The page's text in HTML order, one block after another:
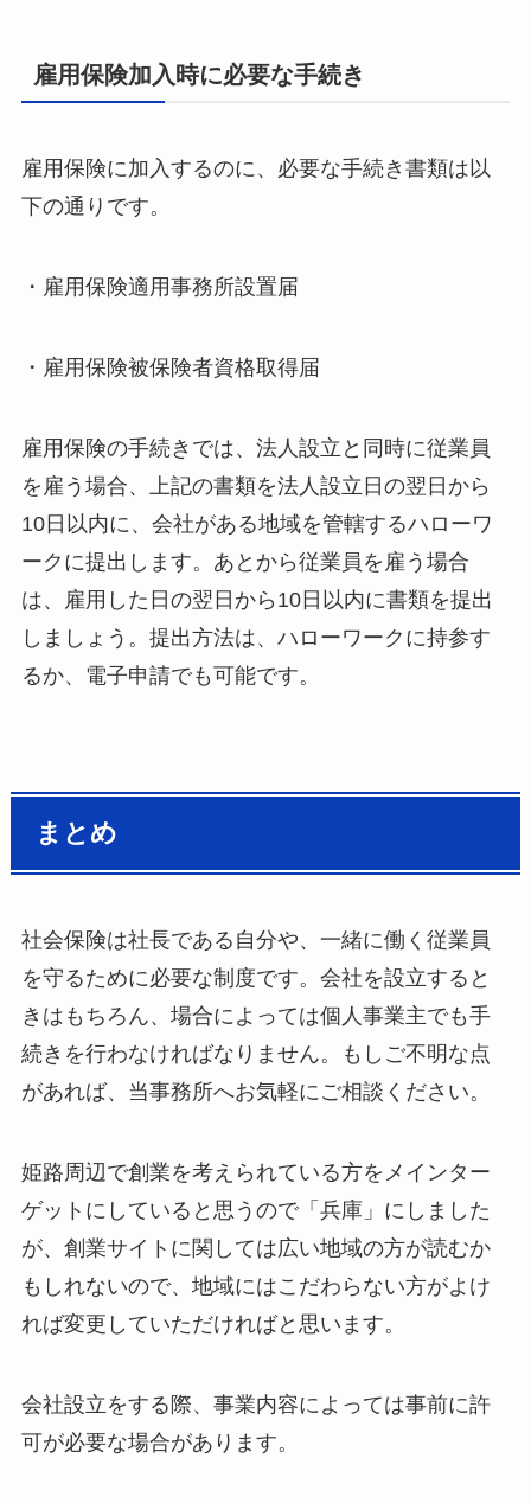
雇用保険加入時に必要な手続き
雇用保険に加入するのに、必要な手続き書類は以
下の通りです。
・雇用保険適用事務所設置届
・雇用保険被保険者資格取得届
雇用保険の手続きでは、法人設立と同時に従業員
を雇う場合、上記の書類を法人設立日の翌日から
10日以内に、会社がある地域を管轄するハローワ
ークに提出します。あとから従業員を雇う場合
は、雇用した日の翌日から10日以内に書類を提出
しましょう。提出方法は、ハローワークに持参す
るか、電子申請でも可能です。
まとめ
社会保険は社長である自分や、一緒に働く従業員
を守るために必要な制度です。会社を設立すると
きはもちろん、場合によっては個人事業主でも手
続きを行わなければなりません。もしご不明な点
があれば、当事務所へお気軽にご相談ください。
姫路周辺で創業を考えられている方をメインター
ゲットにしていると思うので「兵庫」にしました
が、創業サイトに関しては広い地域の方が読むか
もしれないので、地域にはこだわらない方がよけ
れば変更していただければと思います。
会社設立をする際、事業内容によっては事前に許
可が必要な場合があります。